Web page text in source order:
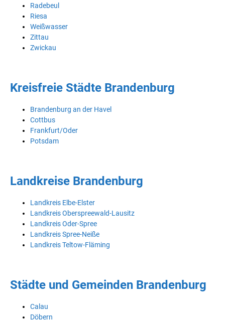
Radebeul
Riesa
Weißwasser
Zittau
Zwickau
Kreisfreie Städte Brandenburg
Brandenburg an der Havel
Cottbus
Frankfurt/Oder
Potsdam
Landkreise Brandenburg
Landkreis Elbe-Elster
Landkreis Oberspreewald-Lausitz
Landkreis Oder-Spree
Landkreis Spree-Neiße
Landkreis Teltow-Fläming
Städte und Gemeinden Brandenburg
Calau
Döbern